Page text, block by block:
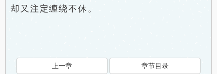
却又注定缠绕不休。
上一章 章节目录